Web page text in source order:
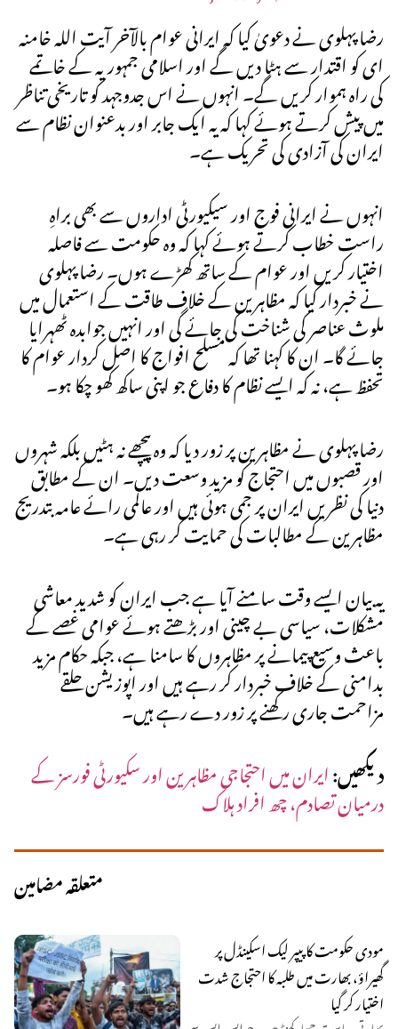
رضا پہلوی نے دعویٰ کیا کہ ایرانی عوام بالآخر آیت اللہ خامنہ
ای کو اقتدار سے ہٹا دیں گے اور اسلامی جمہوریہ کے خاتمے
کی راہ ہموار کریں گے۔ انہوں نے اس جدوجہد کو تاریخی تناظر
میں پیش کرتے ہوئے کہا کہ یہ ایک جابر اور بدعنوان نظام سے
ایران کی آزادی کی تحریک ہے۔
انہوں نے ایرانی فوج اور سیکیورٹی اداروں سے بھی براہِ
راست خطاب کرتے ہوئے کہا کہ وہ حکومت سے فاصلہ
اختیار کریں اور عوام کے ساتھ کھڑے ہوں۔ رضا پہلوی
نے خبردار کیا کہ مظاہرین کے خلاف طاقت کے استعمال میں
ملوث عناصر کی شناخت کی جائے گی اور انہیں جوابدہ ٹھہرایا
جائے گا۔ ان کا کہنا تھا کہ مسلح افواج کا اصل کردار عوام کا
تحفظ ہے، نہ کہ ایسے نظام کا دفاع جو اپنی ساکھ کھو چکا ہو۔
رضا پہلوی نے مظاہرین پر زور دیا کہ وہ پیچھے نہ ہٹیں بلکہ شہروں
اور قصبوں میں احتجاج کو مزید وسعت دیں۔ ان کے مطابق
دنیا کی نظریں ایران پر جمی ہوئی ہیں اور عالمی رائے عامہ بتدریج
مظاہرین کے مطالبات کی حمایت کر رہی ہے۔
یہ بیان ایسے وقت سامنے آیا ہے جب ایران کو شدید معاشی
مشکلات، سیاسی بے چینی اور بڑھتے ہوئے عوامی غصے کے
باعث وسیع پیمانے پر مظاہروں کا سامنا ہے، جبکہ حکام مزید
بدامنی کے خلاف خبردار کر رہے ہیں اور اپوزیشن حلقے
مزاحمت جاری رکھنے پر زور دے رہے ہیں۔
دیکھیں:ایران میں احتجاجی مظاہرین اور سکیورٹی فورسز کے
درمیان تصادم، چھ افراد ہلاک
متعلقہ مضامین
مودی حکومت کا پیپر لیک اسکینڈل پر
گھیراؤ، بھارت میں طلبہ کا احتجاج شدت
اختیار کر گیا